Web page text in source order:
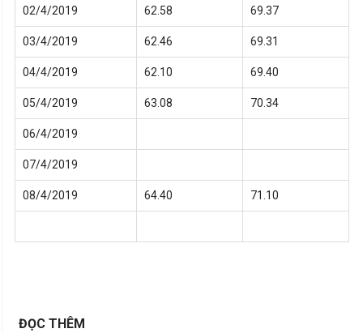
02/4/2019 62.58 69.37
03/4/2019 62.46 69.31
04/4/2019 62.10 69.40
05/4/2019 63.08 70.34
06/4/2019
07/4/2019
08/4/2019 64.40 71.10
ĐỌC THÊM